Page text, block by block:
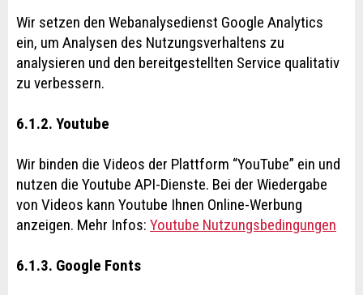
Wir setzen den Webanalysedienst Google Analytics
ein, um Analysen des Nutzungsverhaltens zu
analysieren und den bereitgestellten Service qualitativ
zu verbessern.
6.1.2. Youtube
Wir binden die Videos der Plattform “YouTube” ein und
nutzen die Youtube API-Dienste. Bei der Wiedergabe
von Videos kann Youtube Ihnen Online-Werbung
anzeigen. Mehr Infos: Youtube Nutzungsbedingungen
6.1.3. Google Fonts